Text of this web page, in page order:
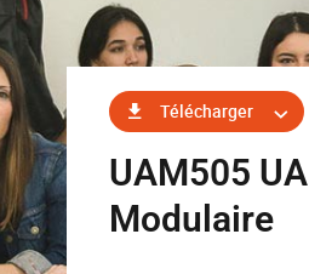
Télécharger
UAM505 UA
Modulaire